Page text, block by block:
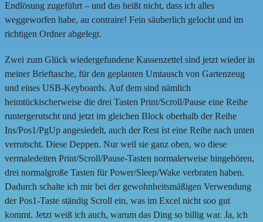
Endlösung zugeführt – und das heißt nicht, dass ich alles
weggeworfen habe, au contraire! Fein säuberlich gelocht und im
richtigen Ordner abgelegt.
Zwei zum Glück wiedergefundene Kassenzettel sind jetzt wieder in
meiner Brieftasche, für den geplanten Umtausch von Gartenzeug
und eines USB-Keyboards. Auf dem sind nämlich
heimtückischerweise die drei Tasten Print/Scroll/Pause eine Reihe
runtergerutscht und jetzt im gleichen Block oberhalb der Reihe
Ins/Pos1/PgUp angesiedelt, auch der Rest ist eine Reihe nach unten
verrutscht. Diese Deppen. Nur weil sie ganz oben, wo diese
vermaledeiten Print/Scroll/Pause-Tasten normalerweise hingehören,
drei normalgroße Tasten für Power/Sleep/Wake verbraten haben.
Dadurch schalte ich mir bei der gewohnheitsmäßigen Verwendung
der Pos1-Taste ständig Scroll ein, was im Excel nicht soo gut
kommt. Jetzt weiß ich auch, warum das Ding so billig war. Ja, ich